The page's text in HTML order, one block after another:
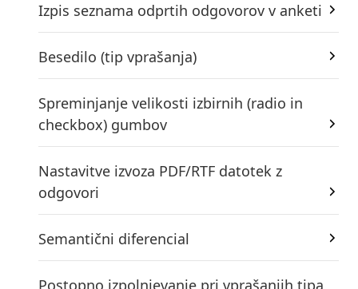
Izpis seznama odprtih odgovorov v anketi
Besedilo (tip vprašanja)
Spreminjanje velikosti izbirnih (radio in
checkbox) gumbov
Nastavitve izvoza PDF/RTF datotek z
odgovori
Semantični diferencial
Postopno izpolnjevanje pri vprašanjih tipa